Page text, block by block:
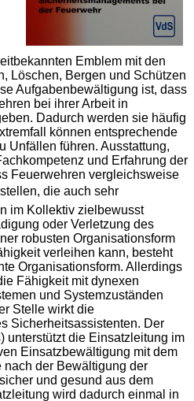
Emblem mit den
Löschen, Bergen und Schützen
Aufgabenbewältigung ist, dass
bei ihrer Arbeit in
Dadurch werden sie häufig
können entsprechende
Unfällen führen. Ausstattung,
und Erfahrung der
Feuerwehren vergleichsweise
die auch sehr
im Kollektiv zielbewusst
oder Verletzung des
robusten Organisationsform
verleihen kann, besteht
Organisationsform. Allerdings
Fähigkeit mit dynexen
und Systemzuständen
Stelle wirkt die
Sicherheitsassistenten. Der
unterstützt die Einsatzleitung im
Einsatzbewältigung mit dem
der Bewältigung der
und gesund aus dem
wird dadurch einmal in